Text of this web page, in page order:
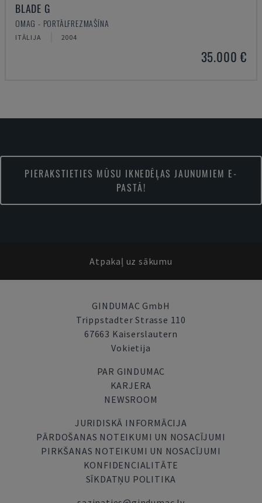
BLADE G
OMAG - PORTĀLFREZMAŠĪNA
ITĀLIJA 2004
35.000 €
PIERAKSTIETIES MŪSU IKNEDĒĻAS JAUNUMIEM E-
PASTĀ!
Atpakaļ uz sākumu
GINDUMAC GmbH
Trippstadter Strasse 110
67663 Kaiserslautern
Vokietija
PAR GINDUMAC
KARJERA
NEWSROOM
JURIDISKĀ INFORMĀCIJA
PĀRDOŠANAS NOTEIKUMI UN NOSACĪJUMI
PIRKŠANAS NOTEIKUMI UN NOSACĪJUMI
KONFIDENCIALITĀTE
SĪKDATŅU POLITIKA